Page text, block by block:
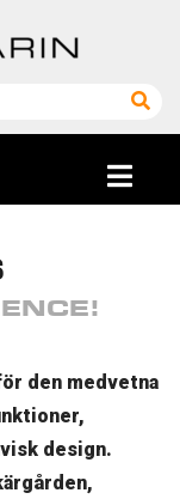
den medvetna
design.